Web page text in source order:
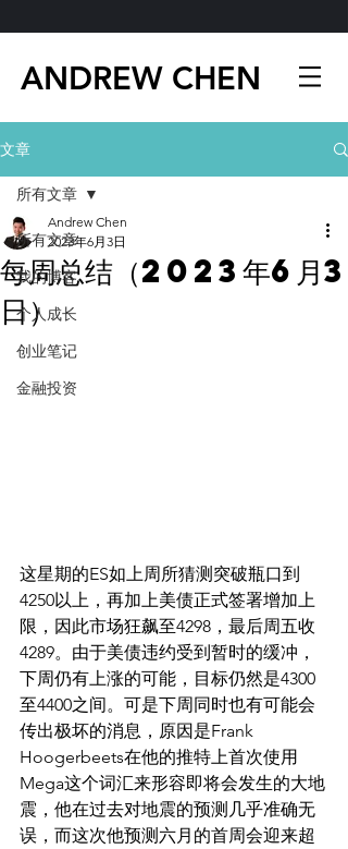
ANDREW CHEN
文章
所有文章
我的博客
个人成长
创业笔记
金融投资
所有文章
每周总结（2023年6月3
日）
Andrew Chen
2023年6月3日
这星期的ES如上周所猜测突破瓶口到
4250以上，再加上美债正式签署增加上
限，因此市场狂飙至4298，最后周五收
4289。由于美债违约受到暂时的缓冲，
下周仍有上涨的可能，目标仍然是4300
至4400之间。可是下周同时也有可能会
传出极坏的消息，原因是Frank
Hoogerbeets在他的推特上首次使用
Mega这个词汇来形容即将会发生的大地
震，他在过去对地震的预测几乎准确无
误，而这次他预测六月的首周会迎来超